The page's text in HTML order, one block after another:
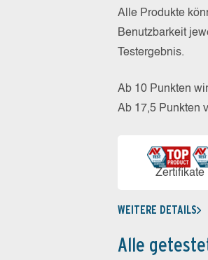
Alle Produkte
Benutzbarkeit
Testergebnis.
Ab 10 Punkten
Ab 17,5 Punkten
Zerti­fikate
WEITERE DETAILS
Alle